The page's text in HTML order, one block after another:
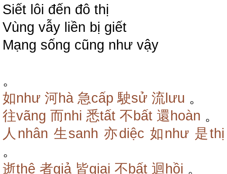
Siết lôi đến đô thị
Vùng vẫy liền bị giết
Mạng sống cũng như vậy
。
如như 河hà 急cấp 駛sử 流lưu 。
往vãng 而nhi 悉tất 不bất 還hoàn 。
人nhân 生sanh 亦diệc 如như 是thị
。
逝thệ 者giả 皆giai 不bất 迴hồi 。